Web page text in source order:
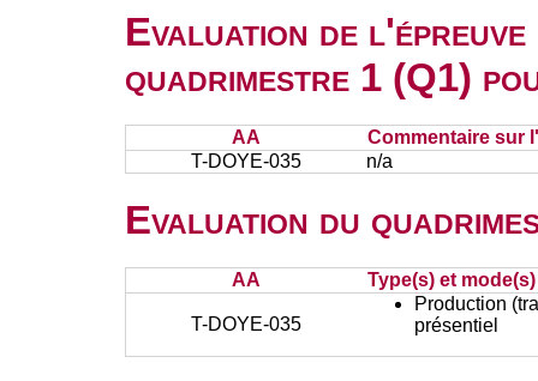
Evaluation de
quadrimestre 1 (Q1)
AA
Commentaire sur
T-DOYE-035
n/a
Evaluation du
AA Type(s) et
T-DOYE-035
Production
présentiel